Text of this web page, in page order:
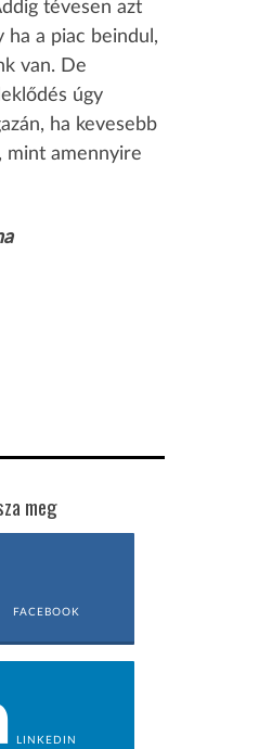
tévesen azt
ha a piac beindul,
van. De
úgy
ha kevesebb
mint amennyire
meg
FACEBOOK
LINKEDIN